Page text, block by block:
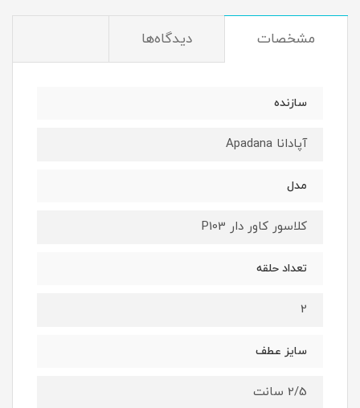
مشخصات دیدگاه‌ها
سازنده
آپادانا Apadana
مدل
کلاسور کاور دار P103
تعداد حلقه
2
سایز عطف
2/5 سانت